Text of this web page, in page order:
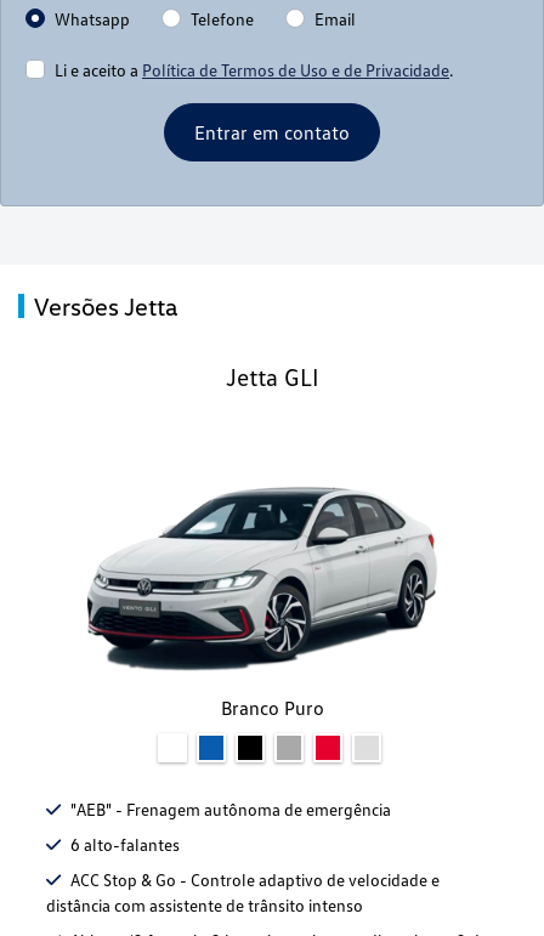
Whatsapp
Telefone Email
Li e aceito a Política de Termos de Uso e de Privacidade.
Entrar em contato
Versões Jetta
Jetta GLI
Branco Puro
"AEB" - Frenagem autônoma de emergência
6 alto-falantes
ACC Stop & Go - Controle adaptivo de velocidade e
distância com assistente de trânsito intenso